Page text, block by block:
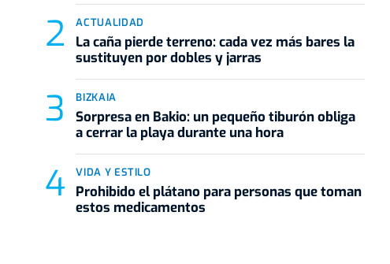
ACTUALIDAD
La caña pierde terreno: cada vez más bares la
sustituyen por dobles y jarras
BIZKAIA
Sorpresa en Bakio: un pequeño tiburón obliga
a cerrar la playa durante una hora
VIDA Y ESTILO
Prohibido el plátano para personas que toman
estos medicamentos